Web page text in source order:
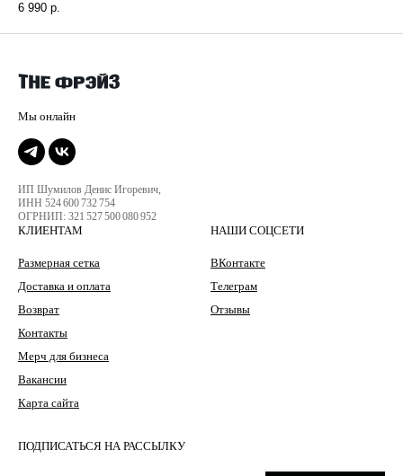
6 990 р.
ИП Шумилов Денис Игоревич,
ИНН 524 600 732 754
ОГРНИП: 321 527 500 080 952
КЛИЕНТАМ
Размерная сетка
Доставка и оплата
Возврат
Контакты
Мерч для бизнеса
Вакансии
Карта сайта
НАШИ СОЦСЕТИ
ВКонтакте
Телеграм
Отзывы
ПОДПИСАТЬСЯ НА РАССЫЛКУ